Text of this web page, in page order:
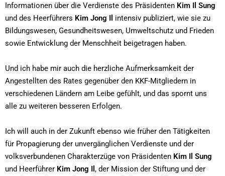
Informationen über die Verdienste des Präsidenten Kim Il Sung
und des Heerführers Kim Jong Il intensiv publiziert, wie sie zu
Bildungswesen, Gesundheitswesen, Umweltschutz und Frieden
sowie Entwicklung der Menschheit beigetragen haben.
Und ich habe mir auch die herzliche Aufmerksamkeit der
Angestellten des Rates gegenüber den KKF-Mitgliedern in
verschiedenen Ländern am Leibe gefühlt, und das spornt uns
alle zu weiteren besseren Erfolgen.
Ich will auch in der Zukunft ebenso wie früher den Tätigkeiten
für Propagierung der unvergänglichen Verdienste und der
volksverbundenen Charakterzüge von Präsidenten Kim Il Sung
und Heerführer Kim Jong Il , der Mission der Stiftung und der